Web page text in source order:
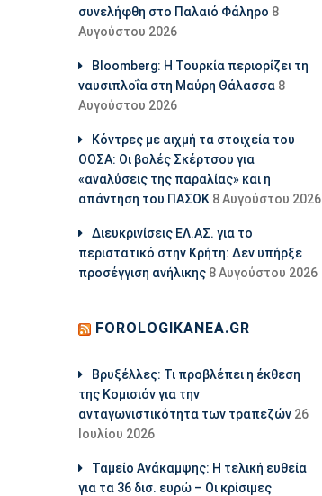
συνελήφθη στο Παλαιό Φάληρο 8
Αυγούστου 2026
Bloomberg: Η Τουρκία περιορίζει τη
ναυσιπλοΐα στη Μαύρη Θάλασσα 8
Αυγούστου 2026
Κόντρες με αιχμή τα στοιχεία του
ΟΟΣΑ: Οι βολές Σκέρτσου για
«αναλύσεις της παραλίας» και η
απάντηση του ΠΑΣΟΚ 8 Αυγούστου 2026
Διευκρινίσεις ΕΛ.ΑΣ. για το
περιστατικό στην Κρήτη: Δεν υπήρξε
προσέγγιση ανήλικης 8 Αυγούστου 2026
FOROLOGIKANEA.GR
Βρυξέλλες: Τι προβλέπει η έκθεση
της Κομισιόν για την
ανταγωνιστικότητα των τραπεζών 26
Ιουλίου 2026
Ταμείο Ανάκαμψης: Η τελική ευθεία
για τα 36 δισ. ευρώ – Οι κρίσιμες